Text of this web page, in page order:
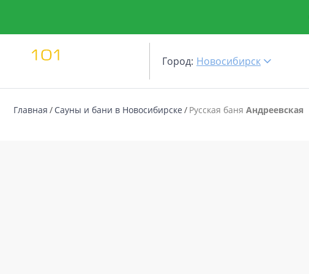
Город: Новосибирск
Главная Сауны и бани в Новосибирске Русская баня Андреевская